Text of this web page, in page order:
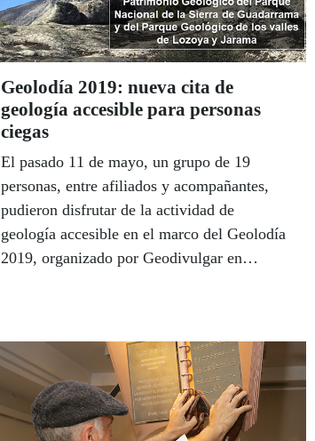
Geolodía 2019: nueva cita de
geología accesible para personas
ciegas
El pasado 11 de mayo, un grupo de 19
personas, entre afiliados y acompañantes,
pudieron disfrutar de la actividad de
geología accesible en el marco del Geolodía
2019, organizado por Geodivulgar en